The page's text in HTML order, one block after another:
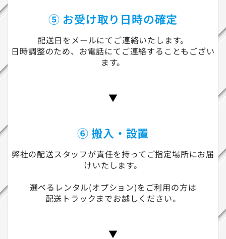
⑤ お受け取り日時の確定
配送日をメールにてご連絡いたします。
日時調整のため、お電話にてご連絡することもござい
ます。
▼
⑥ 搬入・設置
弊社の配送スタッフが責任を持ってご指定場所にお届
けいたします。
選べるレンタル(オプション)をご利用の方は
配送トラックまでお越しください。
▼